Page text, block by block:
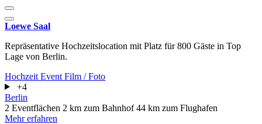
Loewe Saal
Repräsentative Hochzeitslocation mit Platz für 800 Gäste in Top
Lage von Berlin.
Hochzeit Event Film / Foto
+4
Berlin
2 Eventflächen 2 km zum Bahnhof44 km zum Flughafen
Mehr erfahren